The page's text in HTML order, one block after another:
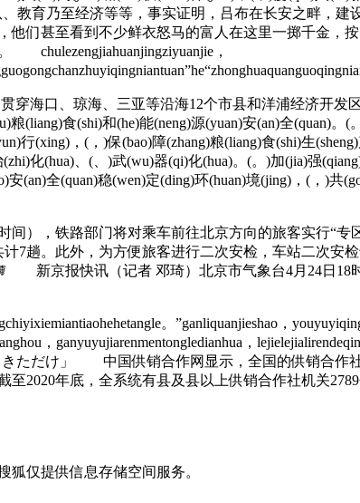
育乃至经济等等，事实证明，吕布在长安之畔，
他们甚至看到不少鲜衣怒马的富人在这里一掷千金，
chulezengjiahuanjingziyuanjie，
海口、琼海、三亚等沿海12个市县和洋浦经济开发
食(shi)和(he)能(neng)源(yuan)安(an)全(quan)。(
行(xing)，(，)保(bao)障(zhang)粮(liang)食(shi)生
化(hua)、(、)武(wu)器(qi)化(hua)。(。)加(jia)强
安(an)全(quan)稳(wen)定(ding)环(huan)境(jing)，(，)共
，铁路部门将对乘车前往北京方向的旅客实行“专
7趟。此外，为方便旅客进行二次安检，车站二次安
新京报快讯（记者 邓琦）北京市气象台4月24日18
。”ganliquanjieshao，
，ganyuyujiarenmentongledianhua，
きただけ」 中国供销合作网显示，全国的供销合作
2020年底，全系统有县及县以上供销合作社机关
仅提供信息存储空间服务。